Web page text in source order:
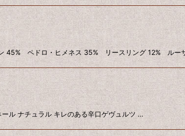
ン 45% ペドロ・ヒメネス 35% リースリング 12% ル
ル ナチュラル キレのある辛口ゲヴュルツ …